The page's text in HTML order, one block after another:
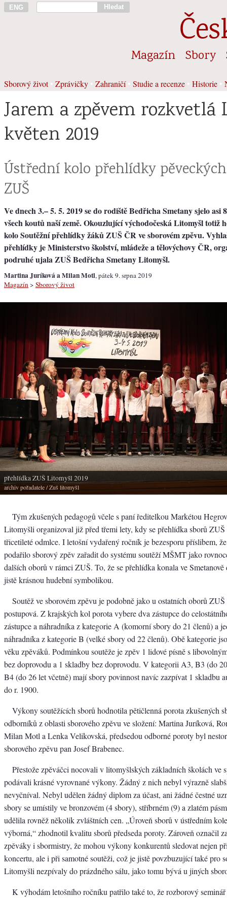
ENG Hledat
Magazín Sbory
Sborový život• Zprávičky Zahraničí• Studie a recenze Historie
Jarem a zpěvem rozkvetlá
květen 2019
Ústřední kolo přehlídky
ZUŠ
Ve dnech 3.– 5. 5. 2019 se do rodiště Bedřicha Smetany sjelo asi
všech koutů naší země. Okouzlující východočeská Litomyšl totiž
kolo Soutěžní přehlídky žáků ZUŠ ČR ve sborovém zpěvu.
přehlídky je Ministerstvo školství, mládeže a tělovýchovy ČR,
podruhé ujala ZUŠ Bedřicha Smetany Litomyšl.
Martina Juríková a Milan Motl, pátek 9. srpna 2019
Magazín > Sborový život
přehlídka ZUŠ Litomyšl 2019
archiv pořadatele/ Zuš litomyšl
Tým zkušených pedagogů včele s paní ředitelkou Markétou
Litomyšli organizoval již před třemi lety, kdy se přehlídka sborů
třicetileté odmlce. I letošní vydařený ročník je bezesporu příslibem,
podařilo sborový zpěv zařadit do systému soutěží MŠMT jako
dalších oborů v rámci ZUŠ. To, že se přehlídka konala ve
jistě krásnou hudební symbolikou.
Soutěž ve sborovém zpěvu je podobně jako u ostatních oborů
postupová. Z krajských kol porota vybere dva zástupce do
zástupce a náhradníka z kategorie A (komorní sbory do 21 členů) a
náhradníka z kategorie B (velké sbory od 22 členů). Obě kategorie
věku zpěváků. Podmínkou soutěže je zpěv 1 lidové písně s
bez doprovodu a 1 skladby bez doprovodu. V kategorii A3, B3 (do
B4 (do 26 let včetně) mají sbory povinnost navíc zazpívat 1 skladbu
do r. 1900.
Výkony soutěžících sborů hodnotila pětičlenná porota zkušených
odborníků z oblasti sborového zpěvu ve složení: Martina Juríková,
Milan Motl a Lenka Velikovská, předsedou odborné poroty byl
sborového zpěvu pan Josef Brabenec.
Přestože zpěváčci nocovali v litomyšlských základních školách ve
podávali krásné vyrovnané výkony. Žádný z nich nebyl výrazně
nevyčníval. Nebyl udělen žádný diplom za účast, ani žádné čestné
sbory se umístily ve bronzovém (4 sbory), stříbrném (9) a zlatém
udělila rovněž několik zvláštních cen. „Úroveň sborů v ústředním
výborná,“ zhodnotil kvalitu sborů předseda poroty. Zároveň označil
zpěváky i sbormistry, že mohou výkony konkurentů sledovat nejen
koncertu, ale i při samotné soutěži, což je jistě povzbuzující také pro
Litomyšli nezpívaly do prázdného sálu, jako tomu bývá u jiných
K výhodám letošního ročníku patřilo také to, že rozborový